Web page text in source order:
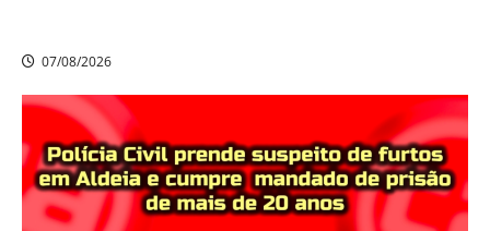
07/08/2026